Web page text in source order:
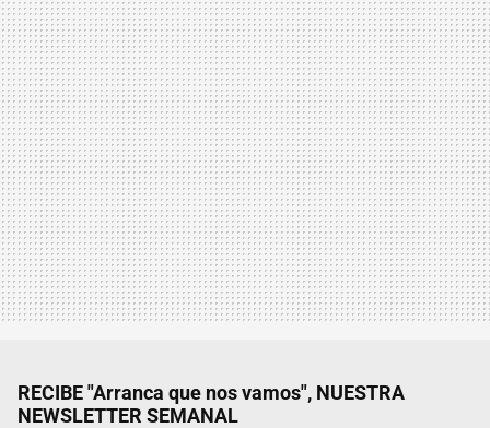
RECIBE "Arranca que nos vamos", NUESTRA
NEWSLETTER SEMANAL